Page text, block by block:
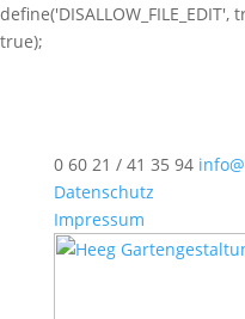
define('DISALLOW_FILE_EDIT',
true);
0 60 21 / 41 35 94
Datenschutz
Impressum